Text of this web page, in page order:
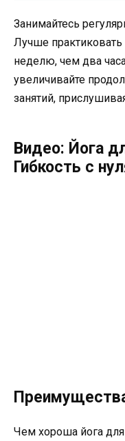
Занимайтесь
Лучше
неделю, чем два
увеличивайте
занятий,
Видео: Йога
Гибкость с
Чем хороша йога